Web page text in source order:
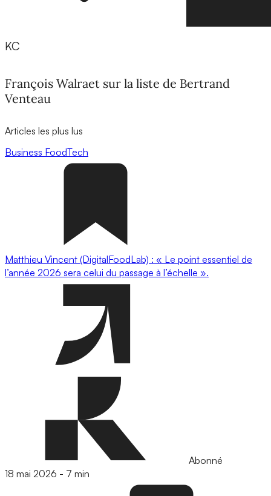
KC
François Walraet sur la liste de Bertrand
Venteau
Articles les plus lus
Business FoodTech
Matthieu Vincent (DigitalFoodLab) : « Le point essentiel de
l’année 2026 sera celui du passage à l’échelle ».
Abonné
18 mai 2026 - 7 min